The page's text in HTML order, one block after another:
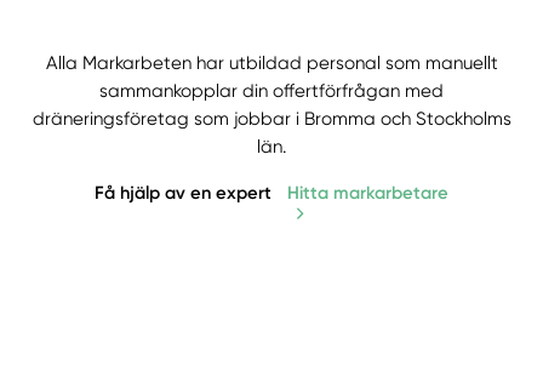
Alla Markarbeten har utbildad personal som manuellt
sammankopplar din offertförfrågan med
dräneringsföretag som jobbar i Bromma och Stockholms
län.
Få hjälp av en expert Hitta markarbetare